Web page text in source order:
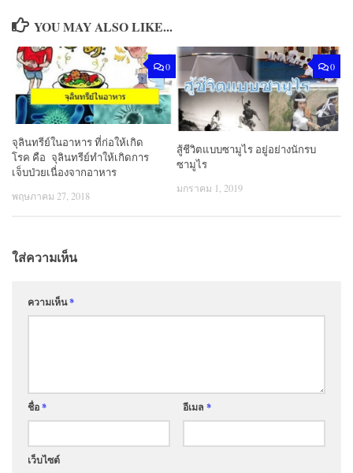
YOU MAY ALSO LIKE...
0
จุลินทรีย์ในอาหาร ที่ก่อให้เกิด
โรค คือ จุลินทรีย์ทำให้เกิดการ
เจ็บป่วยเนื่องจากอาหาร
พฤษภาคม 27, 2018
0
สู้ชีวิตแบบซามูไร อยู่อย่างนักรบ
ซามูไร
มกราคม 1, 2019
ใส่ความเห็น
ความเห็น*
ชื่อ* อีเมล *
เว็บไซต์